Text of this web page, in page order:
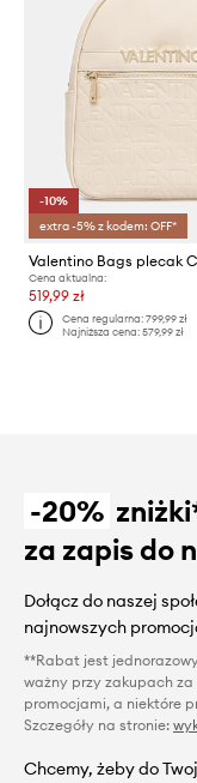
-10%
extra -5% z kodem: OFF*
Valentino Bags plecak
Cena aktualna:
519,99 zł
Cena regularna:799,99 zł
Najniższa cena:579,99 zł
-20%
za zapis do
Dołącz do naszej
najnowszych
**Rabat jest
ważny przy zakupach za
promocjami, a niektóre
Szczegóły na stronie:
Chcemy, żeby do